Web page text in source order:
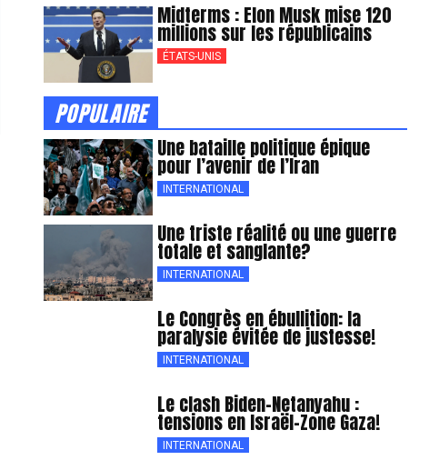
Midterms : Elon Musk mise 120
millions sur les républicains
ÉTATS-UNIS
POPULAIRE
Une bataille politique épique
pour l’avenir de l’Iran
INTERNATIONAL
Une triste réalité ou une guerre
totale et sanglante?
INTERNATIONAL
Le Congrès en ébullition: la
paralysie évitée de justesse!
INTERNATIONAL
Le clash Biden-Netanyahu :
tensions en Israël-Zone Gaza!
INTERNATIONAL